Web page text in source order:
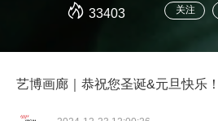
33403 关注
艺博画廊｜恭祝您圣诞&元旦快乐！